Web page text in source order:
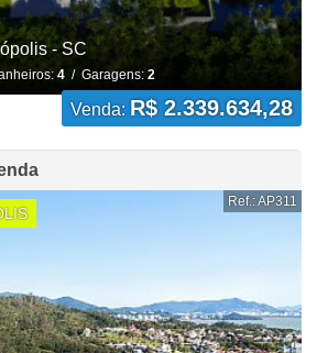
- SC
4/ Garagens: 2
Venda: R$ 2.339.634,28
Ref.: AP311